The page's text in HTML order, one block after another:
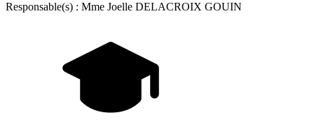
Responsable(s) : Mme Joelle DELACROIX GOUIN